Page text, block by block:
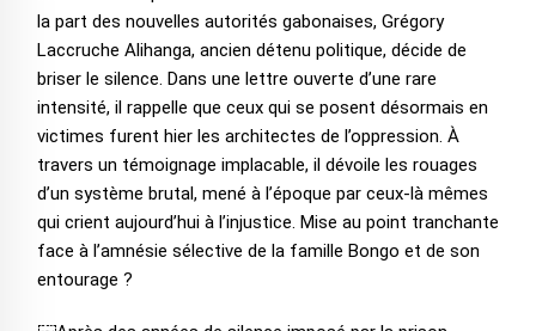
la part des nouvelles autorités gabonaises, Grégory
Laccruche Alihanga, ancien détenu politique, décide de
briser le silence. Dans une lettre ouverte d’une rare
intensité, il rappelle que ceux qui se posent désormais en
victimes furent hier les architectes de l’oppression. À
travers un témoignage implacable, il dévoile les rouages
d’un système brutal, mené à l’époque par ceux-là mêmes
qui crient aujourd’hui à l’injustice. Mise au point tranchante
face à l’amnésie sélective de la famille Bongo et de son
entourage ?